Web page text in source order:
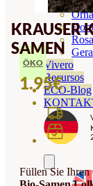
Vivero
Recursos
ECO-Blog
KRAUSER
SAMEN
ÖKO
1.95€
Füllen Sie Ihren